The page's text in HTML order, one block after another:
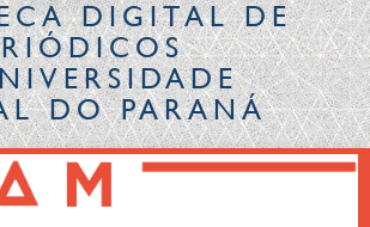
Canais
DIGITALDE
DO PARANÁ